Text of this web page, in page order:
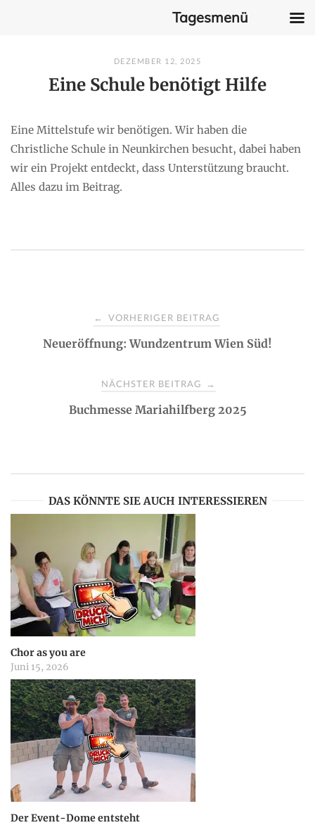
DEZEMBER 12, 2025
Eine Schule benötigt Hilfe
Eine Mittelstufe wir benötigen. Wir haben die
Christliche Schule in Neunkirchen besucht, dabei haben
wir ein Projekt entdeckt, dass Unterstützung braucht.
Alles dazu im Beitrag.
i
g
a
t
i
o
n
← VORHERIGER BEITRAG
Neueröffnung: Wundzentrum Wien Süd!
NÄCHSTER BEITRAG →
Buchmesse Mariahilfberg 2025
DAS KÖNNTE SIE AUCH INTERESSIEREN
Chor as you are
Juni 15, 2026
Der Event-Dome entsteht
Tagesmenü